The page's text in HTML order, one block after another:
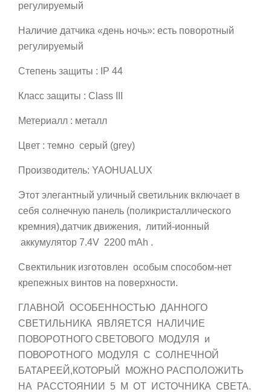
регулируемый
Наличие датчика «день ночь»: есть поворотный
регулируемый
Степень защиты : IP 44
Класс защиты : Class III
Метериалл : металл
Цвет : темно серый (grey)
Производитель: YAOHUALUX
Этот элегантный уличный светильник включает в
себя солнечную панель (поликристаллического
кремния),датчик движения, литий-ионный
аккумулятор 7.4V 2200 mAh .
Свектильник изготовлен особым способом-нет
крепежных винтов на поверхности.
ГЛАВНОЙ ОСОБЕННОСТЬЮ ДАННОГО
СВЕТИЛЬНИКА ЯВЛЯЕТСЯ НАЛИЧИЕ
ПОВОРОТНОГО СВЕТОВОГО МОДУЛЯ и
ПОВОРОТНОГО МОДУЛЯ С СОЛНЕЧНОЙ
БАТАРЕЕЙ,КОТОРЫЙ МОЖНО РАСПОЛОЖИТЬ
НА РАССТОЯНИИ 5 М ОТ ИСТОЧНИКА СВЕТА.